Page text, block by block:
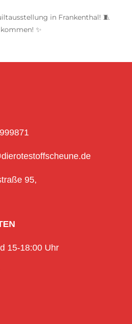
in Frankenthal! 🧵
✨
95,
15-18:00 Uhr